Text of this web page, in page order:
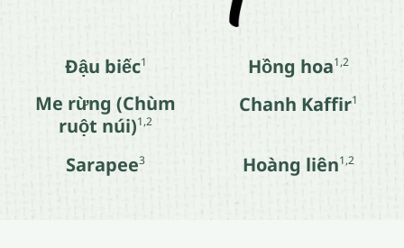
Đậu biếc1 Hồng hoa1,2
Me rừng (Chùm
ruột núi)1,2
Chanh Kaffir1
Sarapee3 Hoàng liên1,2